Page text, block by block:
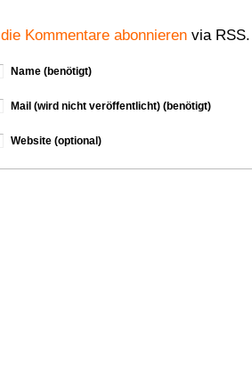
die Kommentare abonnieren via RSS.
Name (benötigt)
Mail (wird nicht veröffentlicht) (benötigt)
Website (optional)